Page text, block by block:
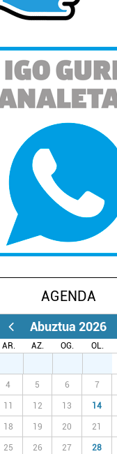
AGENDA
Abuztua 2026
AR. AZ. OG. OL.
4 5 6 7
11 12 13 14
18 19 20 21
25 26 27 28